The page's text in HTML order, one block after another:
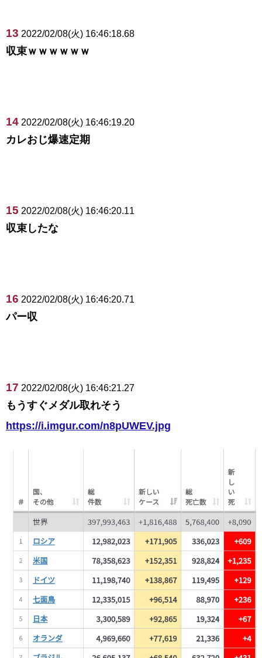
13 2022/02/08(火) 16:46:18.68
収束ｗｗｗｗｗｗ
14 2022/02/08(火) 16:46:19.20
カレおじ爆速定期
15 2022/02/08(火) 16:46:20.11
収束したな
16 2022/02/08(火) 16:46:20.71
パー収
17 2022/02/08(火) 16:46:21.27
もうすぐメダル取れそう
https://i.imgur.com/n8pUWEV.jpg